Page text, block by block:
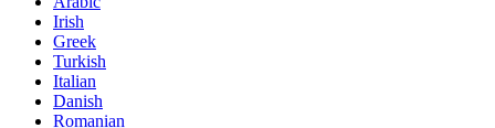
Irish
Greek
Turkish
Italian
Danish
Romanian